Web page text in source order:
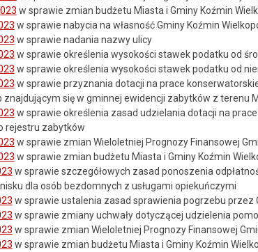
w sprawie zmian budżetu Miasta i Gminy Koźmin
w sprawie nabycia na własność Gminy Koźmin
w sprawie nadania nazwy ulicy
w sprawie określenia wysokości stawek podatku od
w sprawie określenia wysokości stawek podatku od
w sprawie przyznania dotacji na prace
znajdującym się w gminnej ewidencji zabytków z terenu
w sprawie określenia zasad udzielania dotacji na
rejestru zabytków
w sprawie zmian Wieloletniej Prognozy Finansowej
w sprawie zmian budżetu Miasta i Gminy Koźmin
w sprawie szczegółowych zasad ponoszenia
dla osób bezdomnych z usługami opiekuńczymi
w sprawie ustalenia zasad sprawienia pogrzebu przez
w sprawie zmiany uchwały dotyczącej udzielenia
w sprawie zmian Wieloletniej Prognozy Finansowej
w sprawie zmian budżetu Miasta i Gminy Koźmin